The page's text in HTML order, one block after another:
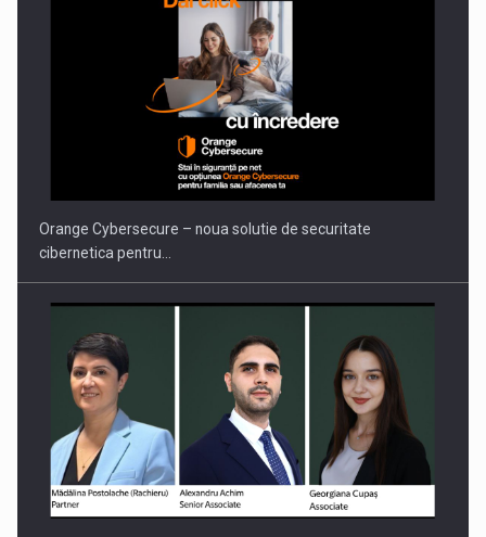
PUTTING ROMANIAN CORPORATE COMPANIES ON THE
INTERNATIONAL BUSINESS SCENE
Orange Cybersecure – noua solutie de securitate
cibernetica pentru…